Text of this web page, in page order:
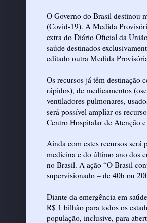
O Governo do Brasil destinou
(Covid-19). A Medida
extra do Diário Oficial da
saúde destinados
editado outra Medida
Os recursos já têm destinação
rápidos), de medicamentos
ventiladores pulmonares,
será possível ampliar os
Centro Hospitalar de Atenção
Ainda com estes recursos será
medicina e do último ano dos
no Brasil. A ação “O Brasil
supervisionado – de 40h ou
Diante da emergência em
R$ 1 bilhão para todos os
população, inclusive, para